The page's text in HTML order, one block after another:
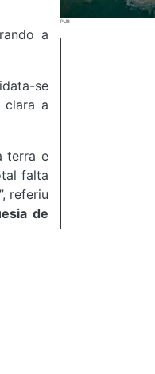
a
se
clara a
terra e
falta
referiu
de